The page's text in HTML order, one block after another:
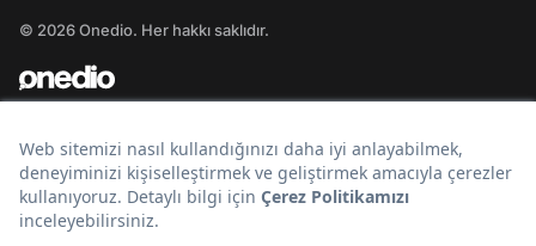
© 2026 Onedio. Her hakkı saklıdır.
Bir markasıdır.